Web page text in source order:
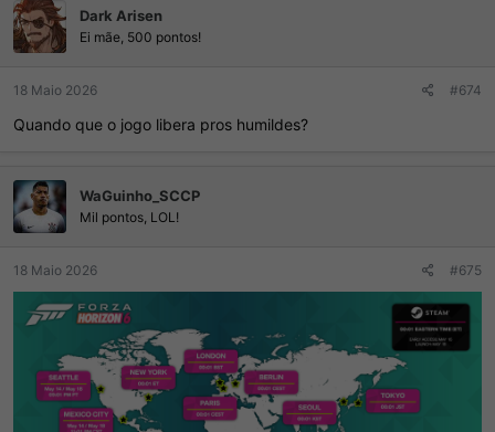
õ
e
s
Dark Arisen
Ei mãe, 500 pontos!
18 Maio 2026 #674
Quando que o jogo libera pros humildes?
WaGuinho_SCCP
Mil pontos, LOL!
18 Maio 2026 #675